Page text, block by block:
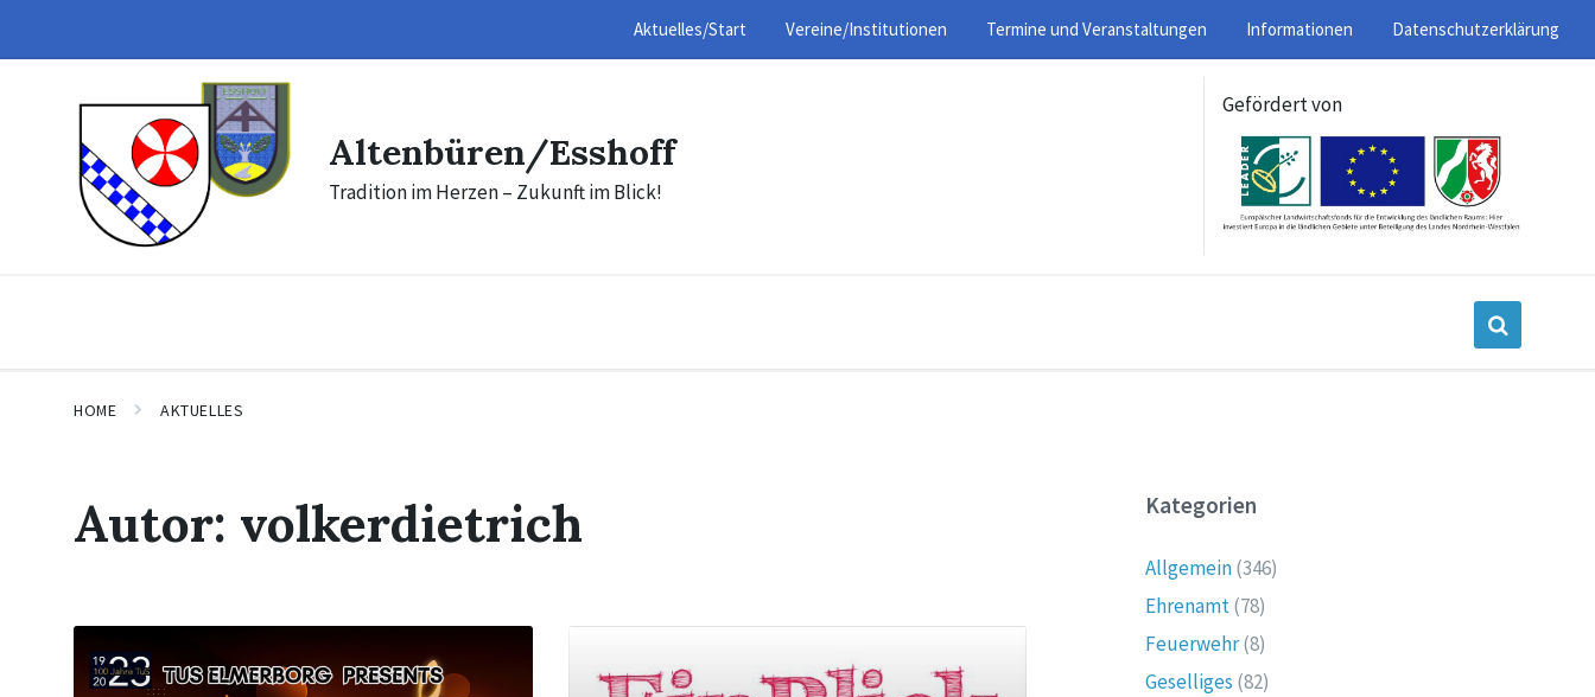
content
footer
Aktuelles/Start Vereine/Institutionen Termine und Veranstaltungen Informationen Datenschutzerklärung
Altenbüren/Esshoff
Tradition im Herzen – Zukunft im Blick!
Gefördert von
HOME AKTUELLES
Autor: volkerdietrich
Mehr
erfahren
Mehr
Kategorien
Allgemein(346)
Ehrenamt(78)
Feuerwehr(8)
Geselliges (82)